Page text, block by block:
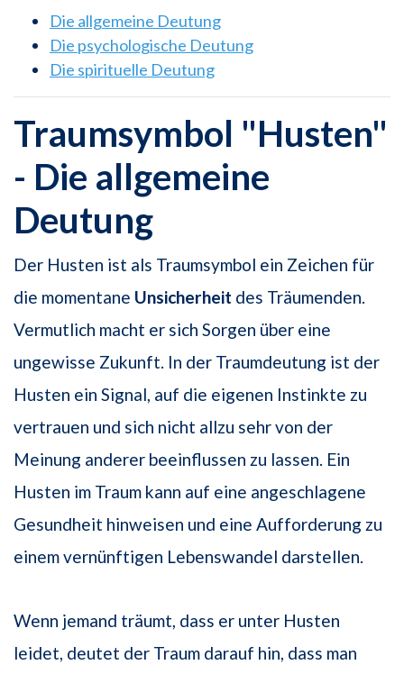
Die allgemeine Deutung
Die psychologische Deutung
Die spirituelle Deutung
Traumsymbol "Husten"
- Die allgemeine
Deutung
Der Husten ist als Traumsymbol ein Zeichen für
die momentane Unsicherheit des Träumenden.
Vermutlich macht er sich Sorgen über eine
ungewisse Zukunft. In der Traumdeutung ist der
Husten ein Signal, auf die eigenen Instinkte zu
vertrauen und sich nicht allzu sehr von der
Meinung anderer beeinflussen zu lassen. Ein
Husten im Traum kann auf eine angeschlagene
Gesundheit hinweisen und eine Aufforderung zu
einem vernünftigen Lebenswandel darstellen.
Wenn jemand träumt, dass er unter Husten
leidet, deutet der Traum darauf hin, dass man